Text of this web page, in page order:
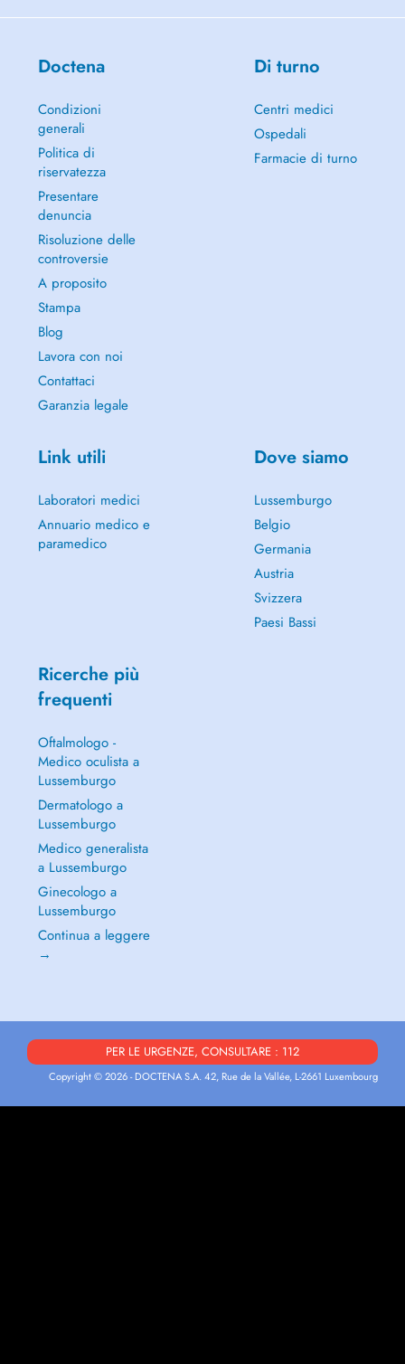
Doctena
Condizioni
generali
Politica di
riservatezza
Presentare
denuncia
Risoluzione delle
controversie
A proposito
Stampa
Blog
Lavora con noi
Contattaci
Garanzia legale
Di turno
Centri medici
Ospedali
Farmacie di turno
Link utili
Laboratori medici
Annuario medico e
paramedico
Dove siamo
Lussemburgo
Belgio
Germania
Austria
Svizzera
Paesi Bassi
Ricerche più
frequenti
Oftalmologo -
Medico oculista a
Lussemburgo
Dermatologo a
Lussemburgo
Medico generalista
a Lussemburgo
Ginecologo a
Lussemburgo
Continua a leggere
→
PER LE URGENZE, CONSULTARE : 112
Copyright © 2026 - DOCTENA S.A. 42, Rue de la Vallée, L-2661 Luxembourg